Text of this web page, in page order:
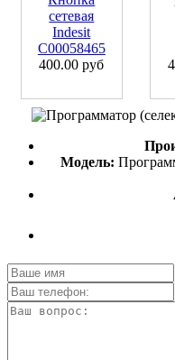
сетевая
Indesit
C00058465
400.00 руб
Модель: